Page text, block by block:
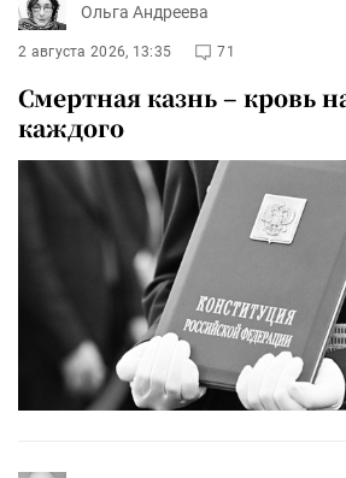
Ольга Андреева
2 августа 2026, 13:35 71
Смертная казнь – кровь
каждого